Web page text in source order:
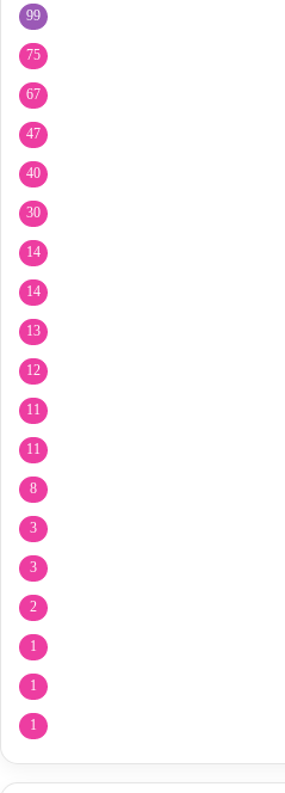
99
75
67
47
40
30
14
14
13
12
11
11
8
3
3
2
1
1
1